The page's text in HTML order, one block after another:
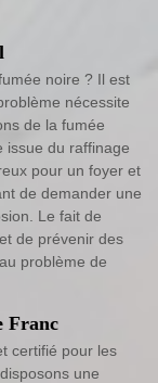
noire ? Il est
nécessite
de la fumée
issue du raffinage
pour un foyer et
de demander une
Le fait de
de prévenir des
problème de
Franc
certifié pour les
une